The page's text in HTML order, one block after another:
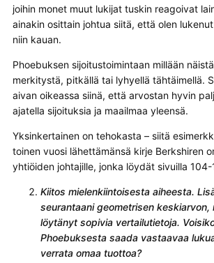
joihin monet muut lukijat tuskin reagoivat
ainakin osittain johtua siitä, että olen
niin kauan.
Phoebuksen sijoitustoimintaan millään
merkitystä, pitkällä tai lyhyellä tähtäimellä.
aivan oikeassa siinä, että arvostan hyvin
ajatella sijoituksia ja maailmaa yleensä.
Yksinkertainen on tehokasta – siitä
toinen vuosi lähettämänsä kirje Berkshiren
yhtiöiden johtajille, jonka löydät sivuilla 104-
Kiitos mielenkiintoisesta aiheesta.
seurantaani geometrisen keskiarvon,
löytänyt sopivia vertailutietoja.
Phoebuksesta saada vastaavaa
verrata omaa tuottoa?